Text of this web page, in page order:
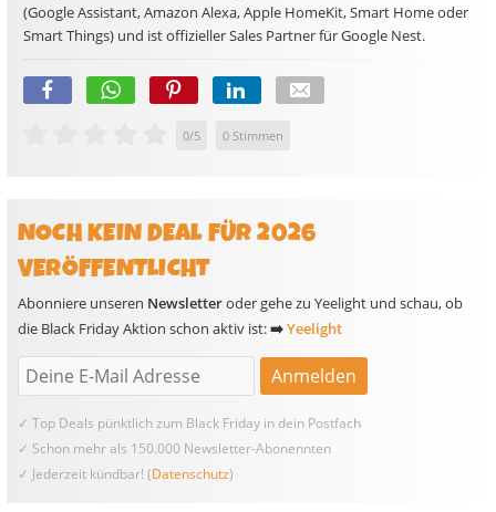
(Google Assistant, Amazon Alexa, Apple HomeKit, Smart Home oder
Smart Things) und ist offizieller Sales Partner für Google Nest.
0/5 0 Stimmen
NOCH KEIN DEAL FÜR 2026
VERÖFFENTLICHT
Abonniere unseren Newsletteroder gehe zu Yeelight und schau, ob
die Black Friday Aktion schon aktiv ist:➡️Yeelight
✓ Top Deals pünktlich zum Black Friday in dein Postfach
✓ Schon mehr als 150.000 Newsletter-Abonennten
✓ Jederzeit kündbar! (Datenschutz)